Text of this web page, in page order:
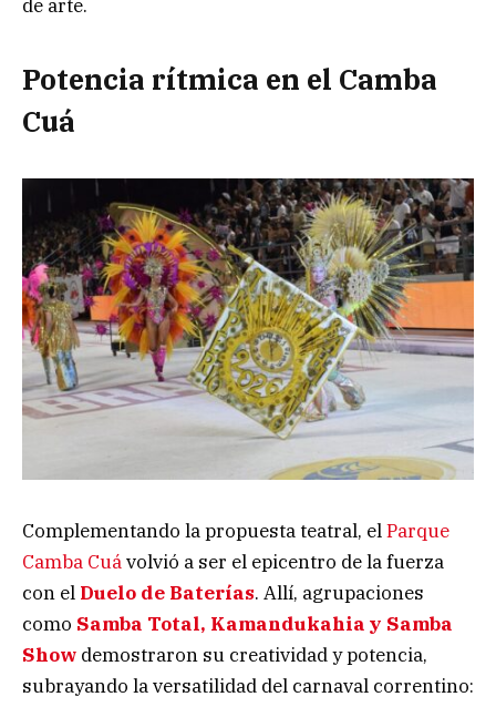
de arte.
Potencia rítmica en el Camba
Cuá
Complementando la propuesta teatral, elParque
Camba Cuávolvió a ser el epicentro de la fuerza
con el Duelo de Baterías. Allí, agrupaciones
como Samba Total, Kamandukahia y Samba
Show demostraron su creatividad y potencia,
subrayando la versatilidad del carnaval correntino: